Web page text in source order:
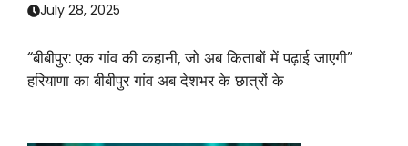
July 28, 2025
“बीबीपुर: एक गांव की कहानी, जो अब किताबों में पढ़ाई जाएगी”
हरियाणा का बीबीपुर गांव अब देशभर के छात्रों के